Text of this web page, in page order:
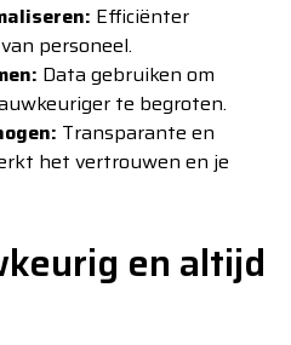
Efficiënter
personeel.
Data gebruiken om
te begroten.
Transparante en
het vertrouwen en je
en altijd